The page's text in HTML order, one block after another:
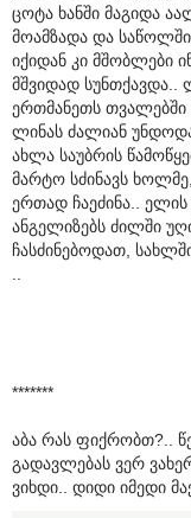
ცოტა ხანში მაგიდა
მოამზადა და
იქიდან კი მშობლები
მშვიდად სუნთქავდა..
ერთმანეთს თვალებში
ლინას ძალიან
ახლა საუბრის
მარტო სძინავს
ერთად ჩაეძინა..
ანგელიზებს ძილში
ჩასძინებოდათ,
*******
აბა რას ფიქრობთ?..
გადავლებას ვერ
ვიხდი.. დიდი იმედი